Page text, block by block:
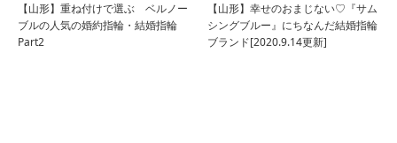
【山形】重ね付けで選ぶ ベルノー
ブルの人気の婚約指輪・結婚指輪
Part2
【山形】幸せのおまじない♡『サム
シングブルー』にちなんだ結婚指輪
ブランド[2020.9.14更新]